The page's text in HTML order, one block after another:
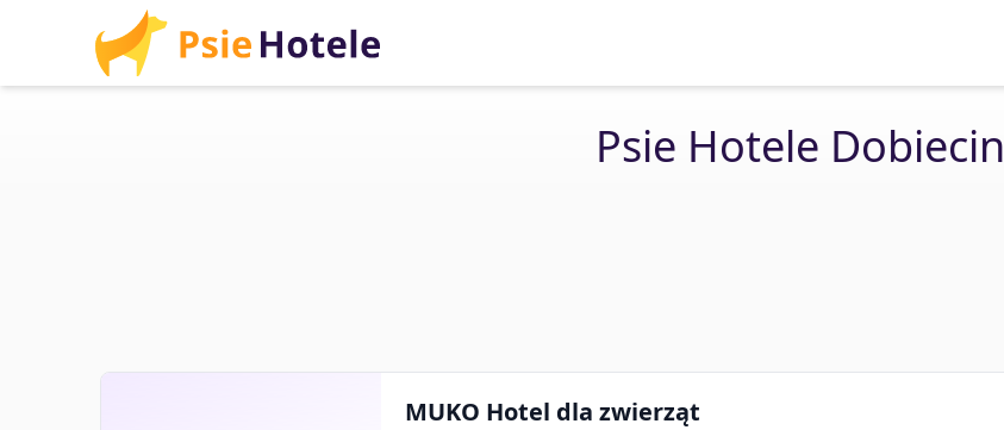
Psie Hotele Dobiecin
MUKO Hotel dla zwierząt